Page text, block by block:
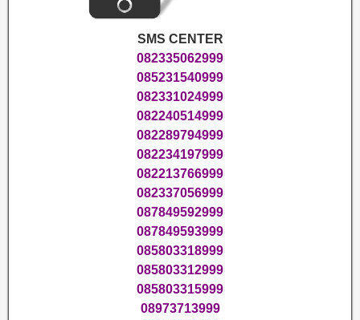
SMS CENTER
082335062999
085231540999
082331024999
082240514999
082289794999
082234197999
082213766999
082337056999
087849592999
087849593999
085803318999
085803312999
085803315999
08973713999